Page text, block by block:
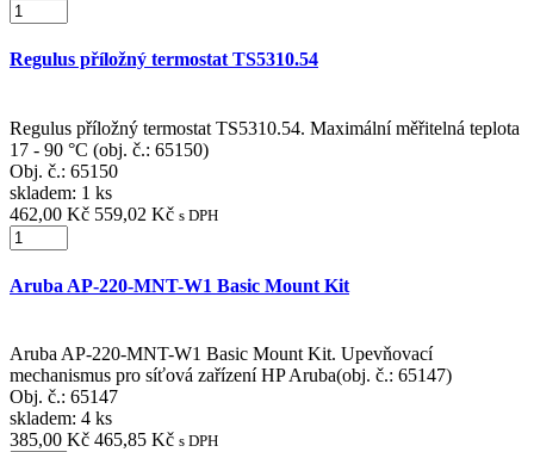
Regulus příložný termostat TS5310.54
Regulus příložný termostat TS5310.54. Maximální měřitelná teplota
17 - 90 °C (obj. č.: 65150)
Obj. č.: 65150
skladem: 1 ks
462,00 Kč 559,02 Kč s DPH
Aruba AP-220-MNT-W1 Basic Mount Kit
Aruba AP-220-MNT-W1 Basic Mount Kit. Upevňovací
mechanismus pro síťová zařízení HP Aruba(obj. č.: 65147)
Obj. č.: 65147
skladem: 4 ks
385,00 Kč 465,85 Kč s DPH